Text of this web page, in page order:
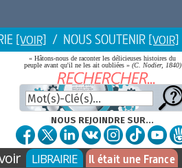
[VOIR] / NOUS SOUTENIR [VOIR]
« Hâtons-nous de raconter les délicieuses histoires du
peuple avant qu'il ne les ait oubliées » (C. Nodier, 1840)
NOUS REJOINDRE SUR...
LIBRAIRIE Il était une France